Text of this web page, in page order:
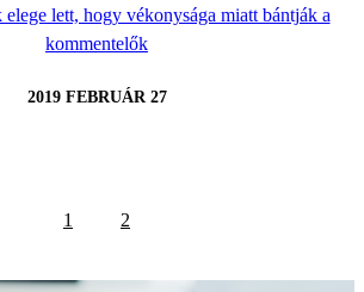
lett, hogy vékonysága miatt bántják a
kommentelők
2019 FEBRUÁR 27
1 2